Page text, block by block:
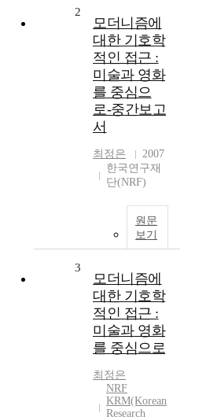
2
모더니즘에
대한 기호학
적인 접근 :
미술과 영화
를 중심으
로-중간보고
서
최정은
2007
한국연구재
단(NRF)
원문
보기
3
모더니즘에
대한 기호학
적인 접근 :
미술과 영화
를 중심으로
최정은
NRF
KRM(Korean
Research